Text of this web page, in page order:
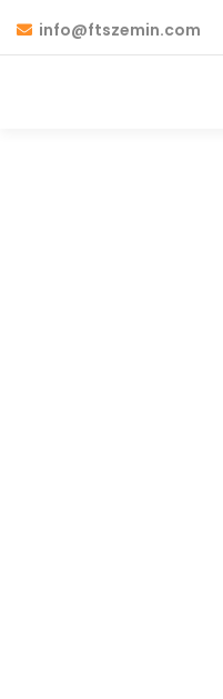
info@ftszemin.com